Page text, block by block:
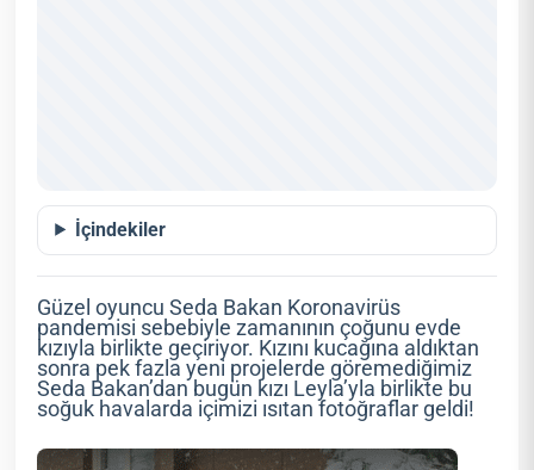
İçindekiler
Güzel oyuncu Seda Bakan Koronavirüs
pandemisi sebebiyle zamanının çoğunu evde
kızıyla birlikte geçiriyor. Kızını kucağına aldıktan
sonra pek fazla yeni projelerde göremediğimiz
Seda Bakan’dan bugün kızı Leyla’yla birlikte bu
soğuk havalarda içimizi ısıtan fotoğraflar geldi!